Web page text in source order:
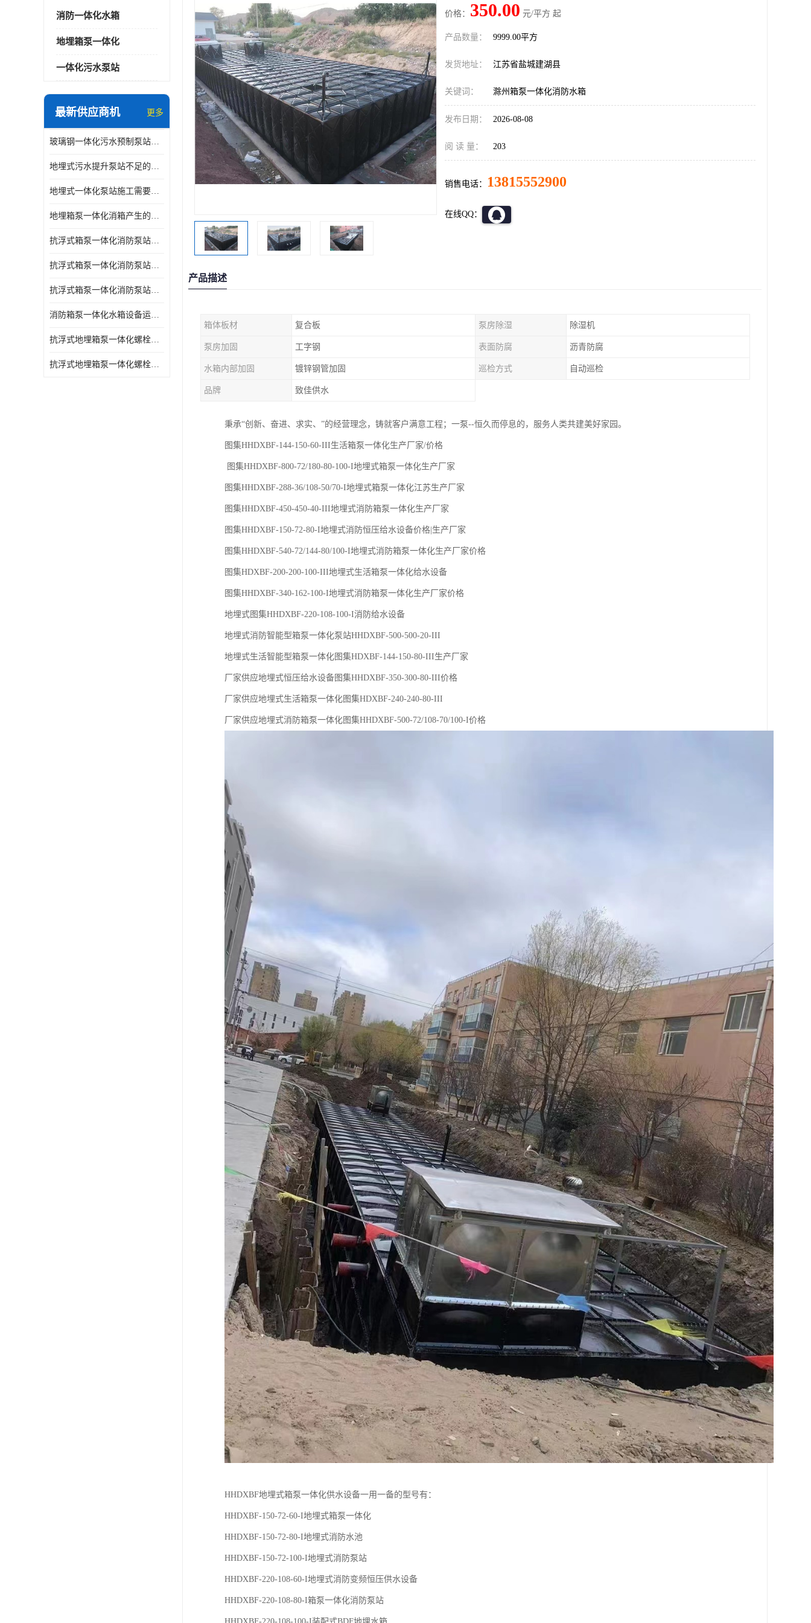
消防一体化水箱
地埋箱泵一体化
一体化污水泵站
最新供应商机 更多
玻璃钢一体化污水预制泵站与自耦底座怎么连接
地埋式污水提升泵站不足的原因
地埋式一体化泵站施工需要的环境特点
地埋箱泵一体化消箱产生的低频噪音怎样减少
抗浮式箱泵一体化消防泵站有哪些特点
抗浮式箱泵一体化消防泵站的应用场景
抗浮式箱泵一体化消防泵站的数据采集过程
消防箱泵一体化水箱设备运行过程中如护
抗浮式地埋箱泵一体化螺栓连接部分如何防止漏水、漏气呢
抗浮式地埋箱泵一体化螺栓连接部分
价格： 350.00 元/平方 起
产品数量： 9999.00平方
发货地址： 江苏省盐城建湖县
关键词： 滁州箱泵一体化消防水箱
发布日期： 2026-08-08
阅 读 量： 203
销售电话： 13815552900
在线QQ：
产品描述
箱体板材 复合板 泵房除湿 除湿机
泵房加固 工字钢 表面防腐 沥青防腐
水箱内部加固 镀锌钢管加固 巡检方式 自动巡检
品牌 致佳供水
秉承“创新、奋进、求实、”的经营理念，铸就客户满意工程；一泵--恒久而停息的，服务人类共建美好家园。
图集HHDXBF-144-150-60-III生活箱泵一体化生产厂家/价格
图集HHDXBF-800-72/180-80-100-I地埋式箱泵一体化生产厂家
图集HHDXBF-288-36/108-50/70-I地埋式箱泵一体化江苏生产厂家
图集HHDXBF-450-450-40-III地埋式消防箱泵一体化生产厂家
图集HHDXBF-150-72-80-I地埋式消防恒压给水设备价格|生产厂家
图集HHDXBF-540-72/144-80/100-I地埋式消防箱泵一体化生产厂家价格
图集HDXBF-200-200-100-III地埋式生活箱泵一体化给水设备
图集HHDXBF-340-162-100-I地埋式消防箱泵一体化生产厂家价格
地埋式图集HHDXBF-220-108-100-I消防给水设备
地埋式消防智能型箱泵一体化泵站HHDXBF-500-500-20-III
地埋式生活智能型箱泵一体化图集HDXBF-144-150-80-III生产厂家
厂家供应地埋式恒压给水设备图集HHDXBF-350-300-80-III价格
厂家供应地埋式生活箱泵一体化图集HDXBF-240-240-80-III
厂家供应地埋式消防箱泵一体化图集HHDXBF-500-72/108-70/100-I价格
HHDXBF地埋式箱泵一体化供水设备一用一备的型号有：
HHDXBF-150-72-60-I地埋式箱泵一体化
HHDXBF-150-72-80-I地埋式消防水池
HHDXBF-150-72-100-I地埋式消防泵站
HHDXBF-220-108-60-I地埋式消防变频恒压供水设备
HHDXBF-220-108-80-I箱泵一体化消防泵站